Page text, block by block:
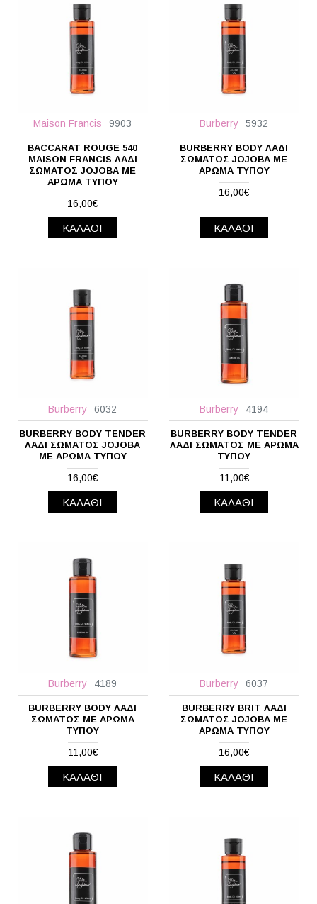
Maison Francis 9903
BACCARAT ROUGE 540
MAISON FRANCIS ΛΆΔΙ
ΣΏΜΑΤΟΣ JOJOBA ΜΕ
ΆΡΩΜΑ ΤΎΠΟΥ
16,00€
ΚΑΛΆΘΙ
Burberry 5932
BURBERRY BODY ΛΆΔΙ
ΣΏΜΑΤΟΣ JOJOBA ΜΕ
ΆΡΩΜΑ ΤΎΠΟΥ
16,00€
ΚΑΛΆΘΙ
Burberry 6032
BURBERRY BODY TENDER
ΛΆΔΙ ΣΏΜΑΤΟΣ JOJOBA
ΜΕ ΆΡΩΜΑ ΤΎΠΟΥ
16,00€
ΚΑΛΆΘΙ
Burberry 4194
BURBERRY BODY TENDER
ΛΆΔΙ ΣΏΜΑΤΟΣ ΜΕ ΆΡΩΜΑ
ΤΎΠΟΥ
11,00€
ΚΑΛΆΘΙ
Burberry 4189
BURBERRY BODY ΛΆΔΙ
ΣΏΜΑΤΟΣ ΜΕ ΆΡΩΜΑ
ΤΎΠΟΥ
11,00€
ΚΑΛΆΘΙ
Burberry 6037
BURBERRY BRIT ΛΆΔΙ
ΣΏΜΑΤΟΣ JOJOBA ΜΕ
ΆΡΩΜΑ ΤΎΠΟΥ
16,00€
ΚΑΛΆΘΙ